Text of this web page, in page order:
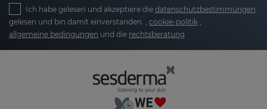
Faktoren, die Zahnprobleme verursachen,
und helfen, Karies sowie Plaquebildung
vorzubeugen.
Beruhigende und
entzündungshemmende Formulierungen
unterstützen ein gesundes, reizfreies
Ich habe gelesen und akzeptiere die datenschutzbestimmungen
gelesen und bin damit einverstanden. , cookie-politik ,
allgemeine bedingungen und die rechtsberatung